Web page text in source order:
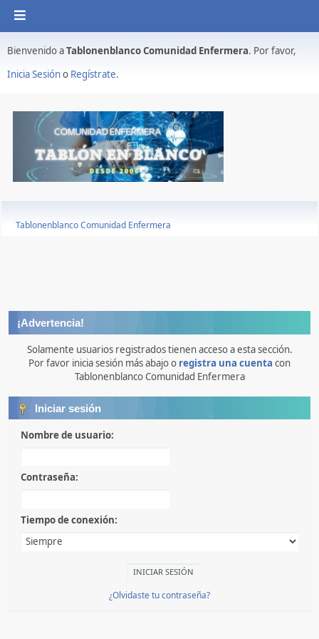
Bienvenido aTablonenblanco Comunidad Enfermera. Por favor,
Inicia Sesióno Regístrate.
Tablonenblanco Comunidad Enfermera
¡Advertencia!
Solamente usuarios registrados tienen acceso a esta sección.
Por favor inicia sesión más abajo o registra una cuenta con
Tablonenblanco Comunidad Enfermera
Iniciar sesión
Nombre de usuario:
Contraseña:
Tiempo de conexión:
¿Olvidaste tu contraseña?